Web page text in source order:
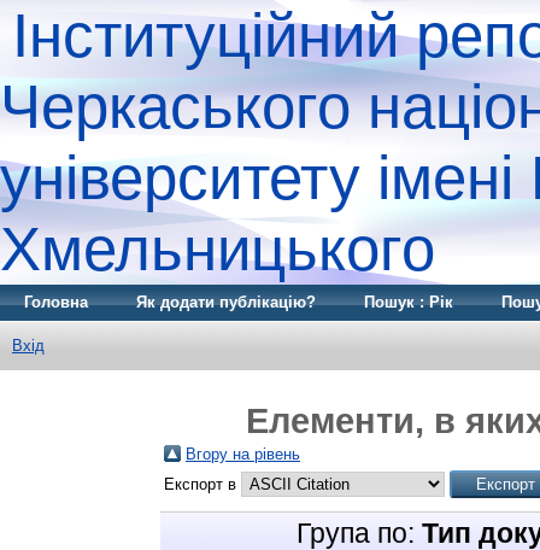
Інституційний
Черкаського
університету
Хмельницького
Головна Як додати публікацію? Пошук : Рік
Вхід
Елементи, в
Вгору на рівень
Експорт в
Група по: Тип